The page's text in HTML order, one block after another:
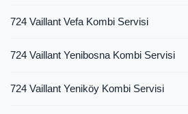
724 Vaillant Vefa Kombi Servisi
724 Vaillant Yenibosna Kombi Servisi
724 Vaillant Yeniköy Kombi Servisi